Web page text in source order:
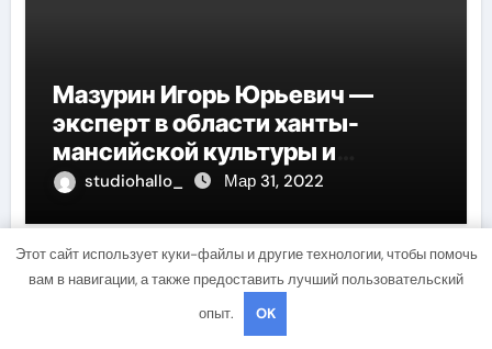
Мазурин Игорь Юрьевич —
эксперт в области ханты-
мансийской культуры и
искусства, рассказываем о его
studiohallo_ Мар 31, 2022
Этот сайт использует куки-файлы и другие технологии, чтобы помочь
вам в навигации, а также предоставить лучший пользовательский
опыт.
OK